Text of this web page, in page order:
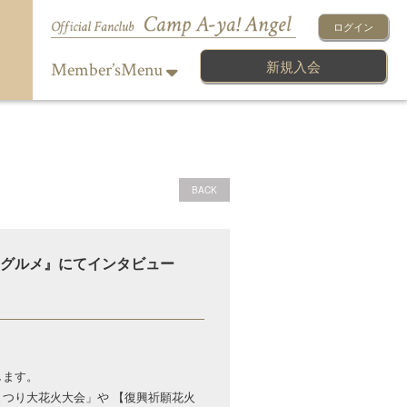
ログイン
Member’sMenu 新規入会
BACK
ルメ』にてインタビュー
す。
り大花火大会」や 【復興祈願花火